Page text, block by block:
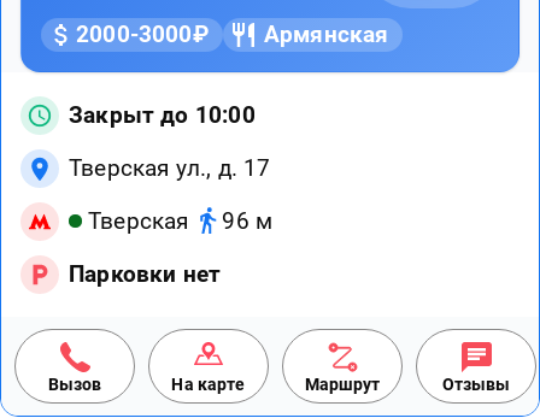
2000-3000₽ Армянская
Закрыт до 10:00
Тверская ул., д. 17
Тверская
96 м
Парковки нет
Вызов На карте Маршрут Отзывы